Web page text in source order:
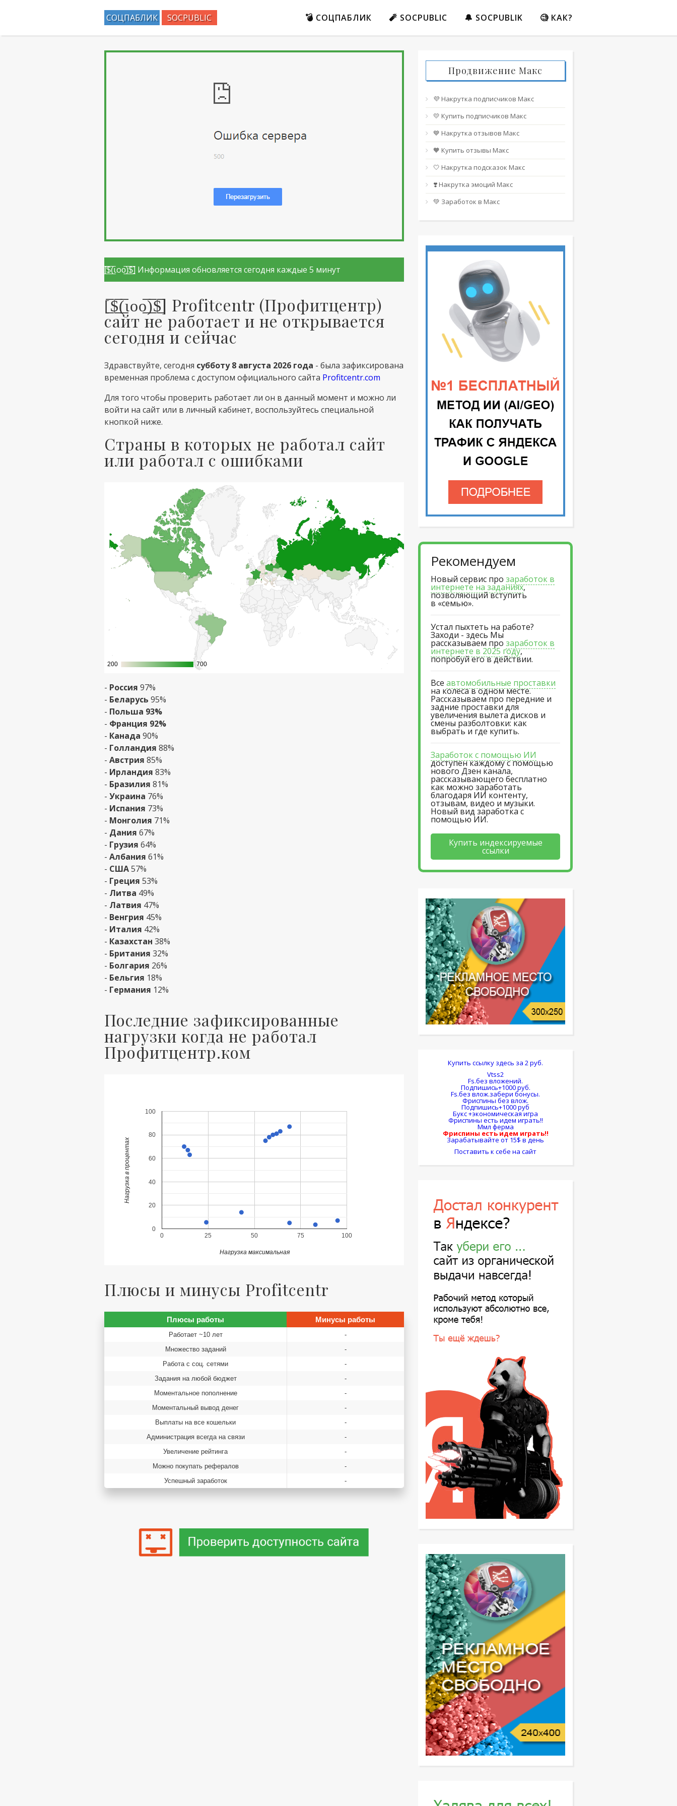
СОЦПАБЛИК SOCPUBLIC 💣 СОЦПАБЛИК 🧨 SOCPUBLIC 🔔 SOCPUBLIK 🧐 КАК?
[̲̅$̲̅(̲̅ιοο̲̅)̲̅$̲̅] Информация обновляется сегодня каждые 5 минут
[̲̅$̲̅(̲̅ιοο̲̅)̲̅$̲̅] Profitcentr (Профитцентр)
сайт не работает и не открывается
сегодня и сейчас
Здравствуйте, сегодня субботу 8 августа 2026 года - была зафиксирована
временная проблема с доступом официального сайта Profitcentr.com
Для того чтобы проверить работает ли он в данный момент и можно ли
войти на сайт или в личный кабинет, воспользуйтесь специальной
кнопкой ниже.
Страны в которых не работал сайт
или работал с ошибками
200
200 700
700
- Россия 97%
- Беларусь 95%
- Польша 93%
- Франция 92%
- Канада 90%
- Голландия 88%
- Австрия 85%
- Ирландия 83%
- Бразилия 81%
- Украина 76%
- Испания 73%
- Монголия 71%
- Дания 67%
- Грузия 64%
- Албания 61%
- США57%
- Греция 53%
- Литва 49%
- Латвия 47%
- Венгрия 45%
- Италия 42%
- Казахстан 38%
- Британия 32%
- Болгария 26%
- Бельгия 18%
- Германия 12%
Последние зафиксированные
нагрузки когда не работал
Профитцентр.ком
0 25 50 75 100
0
20
40
60
80
100
Нагрузка максимальная
Нагрузка в процентах
Плюсы и минусы Profitcentr
Плюсы работы Минусы работы
Работает ~10 лет
-
Множество заданий
-
Работа с соц. сетями
-
Задания на любой бюджет
-
Моментальное пополнение
-
Моментальный вывод денег
-
Выплаты на все кошельки
-
Администрация всегда на связи
-
Увеличение рейтинга
-
Можно покупать рефералов
-
Успешный заработок
-
Продвижение Макс
💜 Накрутка подписчиков Макс
💛 Купить подписчиков Макс
💙 Накрутка отзывов Макс
🧡 Купить отзывы Макс
🤍 Накрутка подсказок Макс
❣️ Накрутка эмоций Макс
💚 Заработок в Макс
Рекомендуем
Новый сервис прозаработок в
интернете на заданиях,
позволяющий вступить
в «семью».
Устал пыхтеть на работе?
Заходи - здесь Мы
рассказываем прозаработок в
интернете в 2025 году,
попробуй его в действии.
Всеавтомобильные проставки
на колеса в одном месте.
Рассказываем про передние и
задние проставки для
увеличения вылета дисков и
смены разболтовки: как
выбрать и где купить.
Заработок с помощью ИИ
доступен каждому с помощью
нового Дзен канала,
рассказывающего бесплатно
как можно заработать
благодаря ИИ контенту,
отзывам, видео и музыки.
Новый вид заработка с
помощью ИИ.
Купить индексируемые
ссылки
Купить ссылку здесь за2руб.
Vtss2
Fs.без вложений.
Подпишись+1000 руб.
Fs.без влож.забери бонусы.
Фриспины без влож.
Подпишись+1000 руб
Букс +экономическая игра
Фриспины есть идем играть!!
Ммл ферма
Фриспины есть идем играть!!
Зарабатывайте от 15$ в день
Поставить к себе на сайт